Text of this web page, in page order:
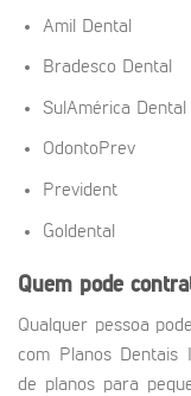
Amil Dental
Bradesco Dental
SulAmérica Dental
OdontoPrev
Prevident
Goldental
Quem pode
Qualquer pessoa
com Planos Dentais
de planos para